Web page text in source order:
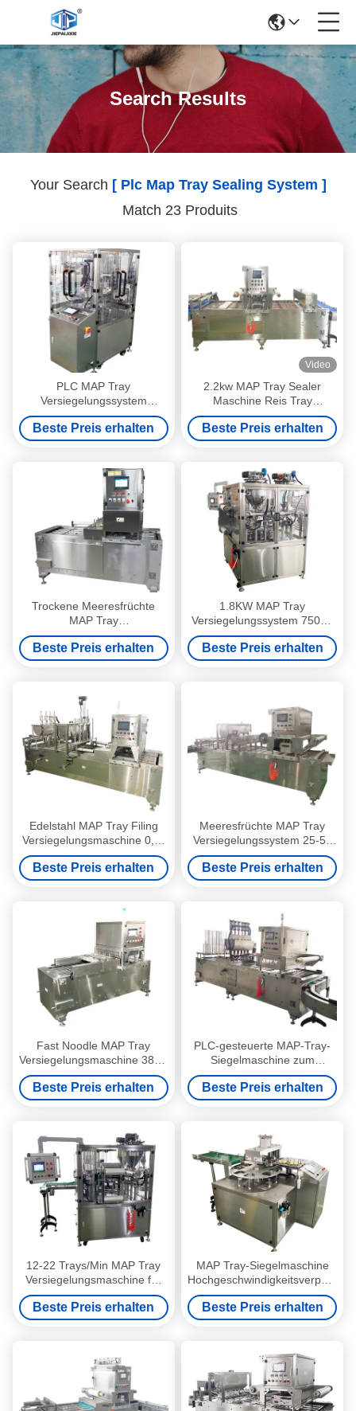
Search Results
Your Search [ Plc Map Tray Sealing System ]
Match 23 Produits
PLC MAP Tray
Versiegelungssystem
Maschine für
Lebensmittelverpackungen
Beste Preis erhalten
Video
2.2kw MAP Tray Sealer
Maschine Reis Tray
Versiegelung System mit
PLC-Steuerungssystem
Beste Preis erhalten
Trockene Meeresfrüchte
MAP Tray
Versiegelungssystem Max
Versiegelung Größe
240*150mm Edelstahl
Beste Preis erhalten
1.8KW MAP Tray
Versiegelungssystem 750Kg
Gewicht für
Lebensmittelverpackungen
Beste Preis erhalten
Edelstahl MAP Tray Filing
Versiegelungsmaschine 0,4-
0,6Mpa Luftdruck
Beste Preis erhalten
Meeresfrüchte MAP Tray
Versiegelungssystem 25-50
Trays/Min
Versiegelungsgeschwindigkeit
Beste Preis erhalten
Fast Noodle MAP Tray
Versiegelungsmaschine 380V
50HZ für PVC PE PP Material
Beste Preis erhalten
PLC-gesteuerte MAP-Tray-
Siegelmaschine zum
Verpacken von Warm-
Instant-Snack-Containern
Beste Preis erhalten
12-22 Trays/Min MAP Tray
Versiegelungsmaschine für
die Verpackung von
Joghurtpudding
Beste Preis erhalten
MAP Tray-Siegelmaschine
für Marshmallows in Bechern
Beste Preis erhalten